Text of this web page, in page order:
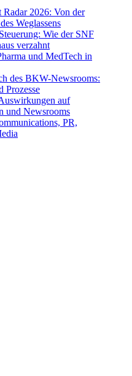
2026: Von der
Weglassens
Wie der SNF
verzahnt
und MedTech in
des BKW-Newsrooms:
Prozesse
auf
und Newsrooms
PR,